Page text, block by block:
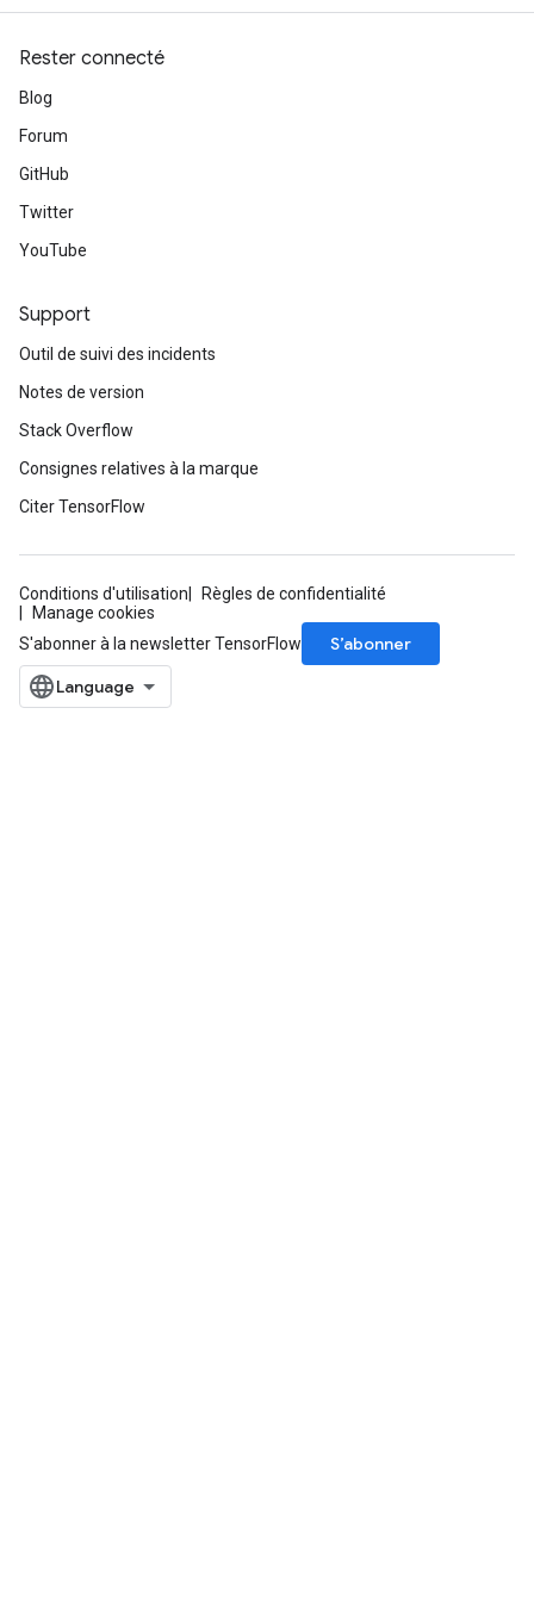
Rester connecté
Blog
Forum
GitHub
Twitter
YouTube
Support
Outil de suivi des incidents
Notes de version
Stack Overflow
Consignes relatives à la marque
Citer TensorFlow
Conditions d'utilisation
Règles de confidentialité
Manage cookies
S'abonner à la newsletter TensorFlow
S’abonner